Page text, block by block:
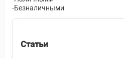
-Безналичными
Статьи